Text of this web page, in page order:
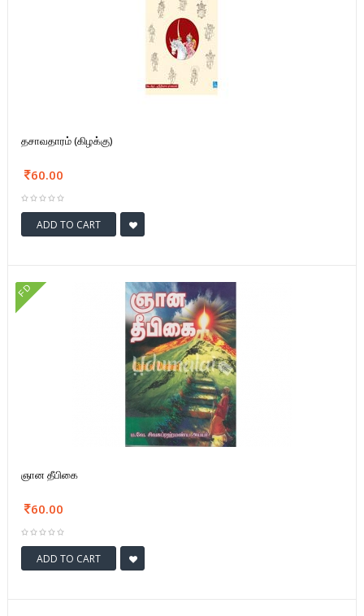
தசாவதாரம் (கிழக்கு)
60.00
ADD TO CART
FD
ஞான தீபிகை
60.00
ADD TO CART